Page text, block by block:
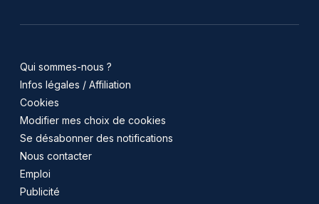
Qui sommes-nous ?
Infos légales / Affiliation
Cookies
Modifier mes choix de cookies
Se désabonner des notifications
Nous contacter
Emploi
Publicité